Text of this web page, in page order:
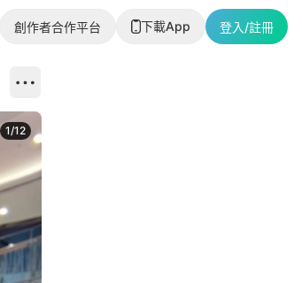
創作者合作平台 下載App 登入/註冊
1/12